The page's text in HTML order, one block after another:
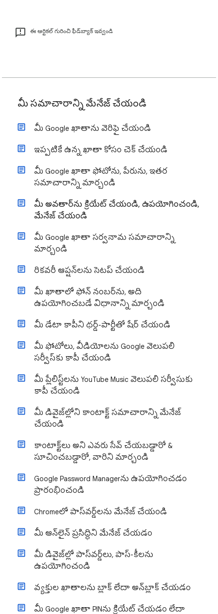
ఈ ఆర్టికల్ గురించి ఫీడ్‌బ్యాక్ ఇవ్వండి
మీ సమాచారాన్ని మేనేజ్ చేయండి
మీ Google ఖాతాను వెరిఫై చేయండి
ఇప్పటికే ఉన్న ఖాతా కోసం చెక్ చేయండి
మీ Google ఖాతా ఫోటోను, పేరును, ఇతర
సమాచారాన్ని మార్చండి
మీ అవతార్‌ను క్రియేట్ చేయండి, ఉపయోగించండి,
మేనేజ్ చేయండి
మీ Google ఖాతా సర్వనామ సమాచారాన్ని
మార్చండి
రికవరీ ఆప్షన్‌లను సెటప్ చేయండి
మీ ఖాతాలో ఫోన్ నంబర్‌ను, అది
ఉపయోగించబడే విధానాన్ని మార్చండి
మీ డేటా కాపీని థర్డ్-పార్టీతో షేర్ చేయండి
మీ ఫోటోలు, వీడియోలను Google వెలుపలి
సర్వీస్‌కు కాపీ చేయండి
మీ ప్లేలిస్ట్‌లను YouTube Music వెలుపలి సర్వీసుకు
కాపీ చేయండి
మీ డివైజ్‌ల్లోని కాంటాక్ట్ సమాచారాన్ని మేనేజ్
చేయండి
కాంటాక్ట్‌లు అని ఎవరు సేవ్ చేయబడ్డారో &
సూచించబడ్డారో, వారిని మార్చండి
Google Password Managerను ఉపయోగించడం
ప్రారంభించండి
Chromeలో పాస్‌వర్డ్‌లను మేనేజ్ చేయండి
మీ ఆన్‌లైన్ ప్రసిద్ధిని మేనేజ్ చేయడం
మీ డివైజ్‌ల్లో పాస్‌వర్డ్‌లు, పాస్-కీలను
ఉపయోగించండి
వ్యక్తుల ఖాతాలను బ్లాక్ లేదా అన్‌బ్లాక్ చేయడం
మీ Google ఖాతా PINను క్రియేట్ చేయడం లేదా